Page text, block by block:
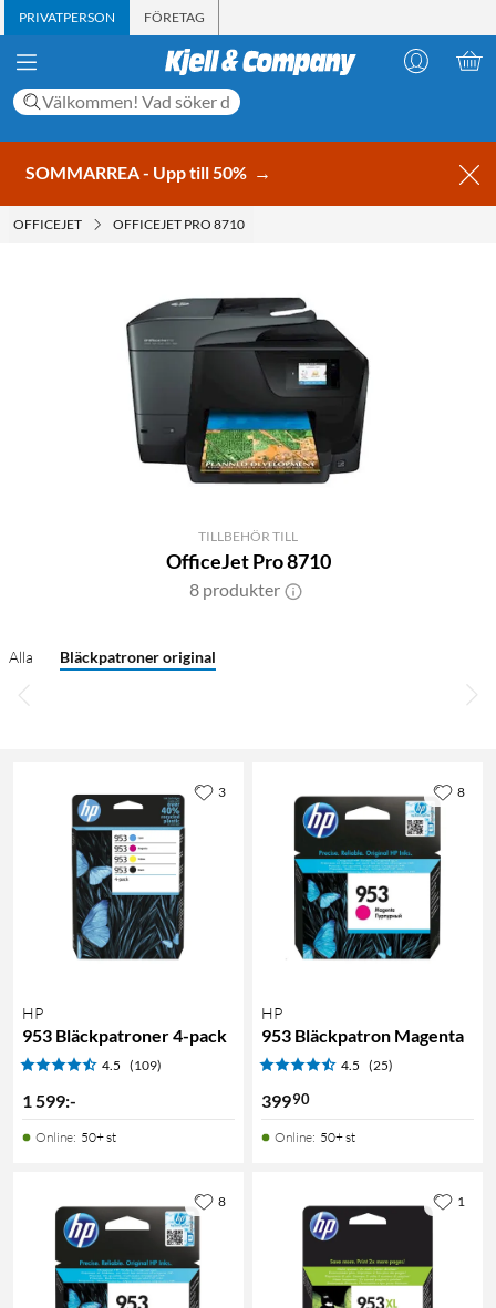
PRIVATPERSON FÖRETAG
SOMMARREA - Upp till 50% →
OFFICEJET OFFICEJET PRO 8710
TILLBEHÖR TILL
OfficeJet Pro 8710
8 produkter
Alla Bläckpatroner original
HP
953 Bläckpatroner 4-pack
4.5 (109)
1 599:-
Online: 50+ st
3
HP
953 Bläckpatron Magenta
4.5 (25)
39990
Online: 50+ st
8
8 1